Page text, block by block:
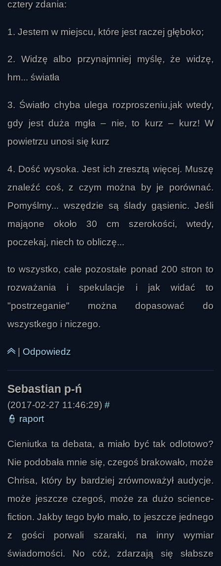
przez inteligencje niefizyczne lub przez system
potraktowano bardzo ostrożnie: część
użytecznych, ale często niejednoznacznych i
mylących przekazów, inni widzieli w nich przede
działań bardziej przyziemnych, być może nawet
technologicznych. Zwracano uwagę, że
eklektyczne i mało zaskakujące, przez co łatwo
wyraźnie odrębnej cywilizacji, lecz z mieszanki
ludzkich wyobrażeń, podświadomości i wpływów
niefizycznych.
W kilku miejscach powracał też temat strachu
jako najważniejszej przeszkody w kontakcie z
zaczynające doświadczenia poza ciałem często
przeżywają lęk, ale z czasem uczą się go
kontrolować, a nawet przekraczać. Pojawiły się
też techniki rozpoznawania snu i rzeczywistości:
sprawdzanie zegarka, obserwowanie dłoni,
zadawane w intencji przed snem. Uznano, że
początkowe koszmary, paraliże i wrażenie
zagrożenia są częścią nauki, natomiast bardziej
zaawansowane doświadczenia prowadzą do
poczucia pomocy, przewodnictwa i większego
zaufania do samego siebie.
Pojawił się również wątek możliwego wpływu
takich doświadczeń na psychikę i granice
między duchowością a zaburzeniami. Jeden z
dzwoniących słuchaczy pytał o ryzyko opętania,
o związek OOBE z załamaniem psychicznym
oraz o możliwość pomocy osobom w kryzysie.
Odpowiedzi były wyważone: podkreślano, że
takie zjawiska wymagają ostrożności, zdrowego
cztery zdania:
1. Jestem w miejscu, które jest raczej głęboko;
2. Widzę albo przynajmniej myślę, że widzę,
hm... światła
3. Światło chyba ulega rozproszeniu,jak wtedy,
gdy jest duża mgła – nie, to kurz – kurz! W
powietrzu unosi się kurz
4. Dość wysoka. Jest ich zresztą więcej. Muszę
znaleźć coś, z czym można by je porównać.
Pomyślmy... wszędzie są ślady gąsienic. Jeśli
mająone około 30 cm szerokości, wtedy,
poczekaj, niech to obliczę...
to wszystko, całe pozostałe ponad 200 stron to
rozważania i spekulacje i jak widać to
"postrzeganie" można dopasować do
wszystkego i niczego.
Odpowiedz
(2017-02-27 11:46:29) #
👮 raport
Cieniutka ta debata, a miało być tak odlotowo?
Nie podobała mnie się, czegoś brakowało, może
Chrisa, który by bardziej zrównoważył audycje.
może jeszcze czegoś, może za dużo science-
fiction. Jakby tego było mało, to jeszcze jednego
z gości porwali szaraki, na inny wymiar
świadomości. No cóż, zdarzają się słabsze
Szarak
rurex